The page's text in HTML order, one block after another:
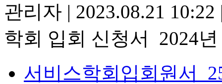
관리자 | 2023.08.21 10:22
학회 입회 신청서 2024
서비스학회입회원서